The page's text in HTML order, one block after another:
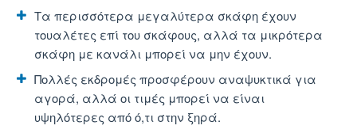
Τα περισσότερα μεγαλύτερα σκάφη έχουν
τουαλέτες επί του σκάφους, αλλά τα μικρότερα
σκάφη με κανάλι μπορεί να μην έχουν.
Πολλές εκδρομές προσφέρουν αναψυκτικά για
αγορά, αλλά οι τιμές μπορεί να είναι
υψηλότερες από ό,τι στην ξηρά.